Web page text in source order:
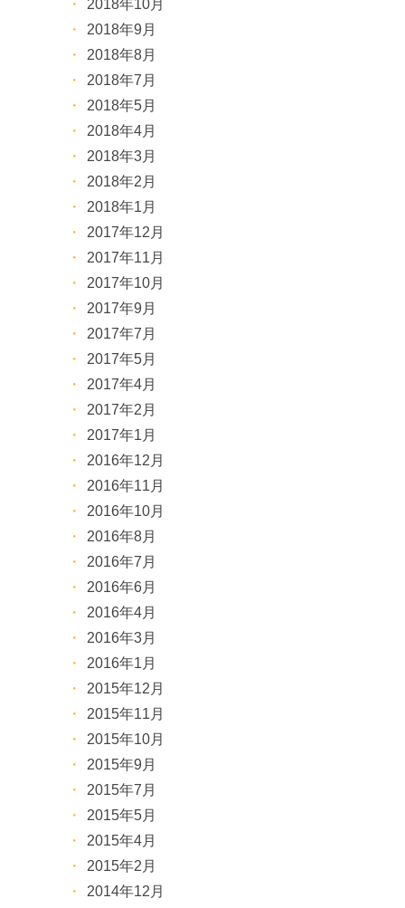
2018年10月
2018年9月
2018年8月
2018年7月
2018年5月
2018年4月
2018年3月
2018年2月
2018年1月
2017年12月
2017年11月
2017年10月
2017年9月
2017年7月
2017年5月
2017年4月
2017年2月
2017年1月
2016年12月
2016年11月
2016年10月
2016年8月
2016年7月
2016年6月
2016年4月
2016年3月
2016年1月
2015年12月
2015年11月
2015年10月
2015年9月
2015年7月
2015年5月
2015年4月
2015年2月
2014年12月